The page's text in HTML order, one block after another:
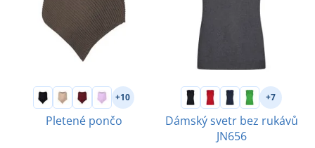
+10
Pletené pončo
+7
Dámský svetr bez rukávů
JN656